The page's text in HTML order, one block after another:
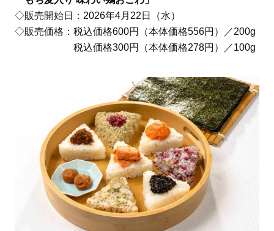
◇販売開始日：2026年4月22日（水）
◇販売価格：税込価格600円（本体価格556円）／200g
税込価格300円（本体価格278円）／100g